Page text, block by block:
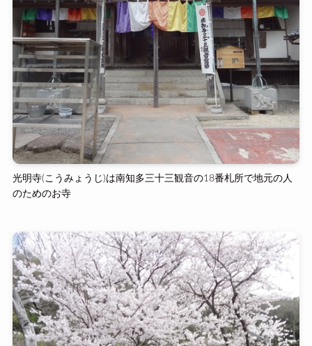
光明寺(こうみょうじ)は南知多三十三観音の18番札所で地元の人
のためのお寺